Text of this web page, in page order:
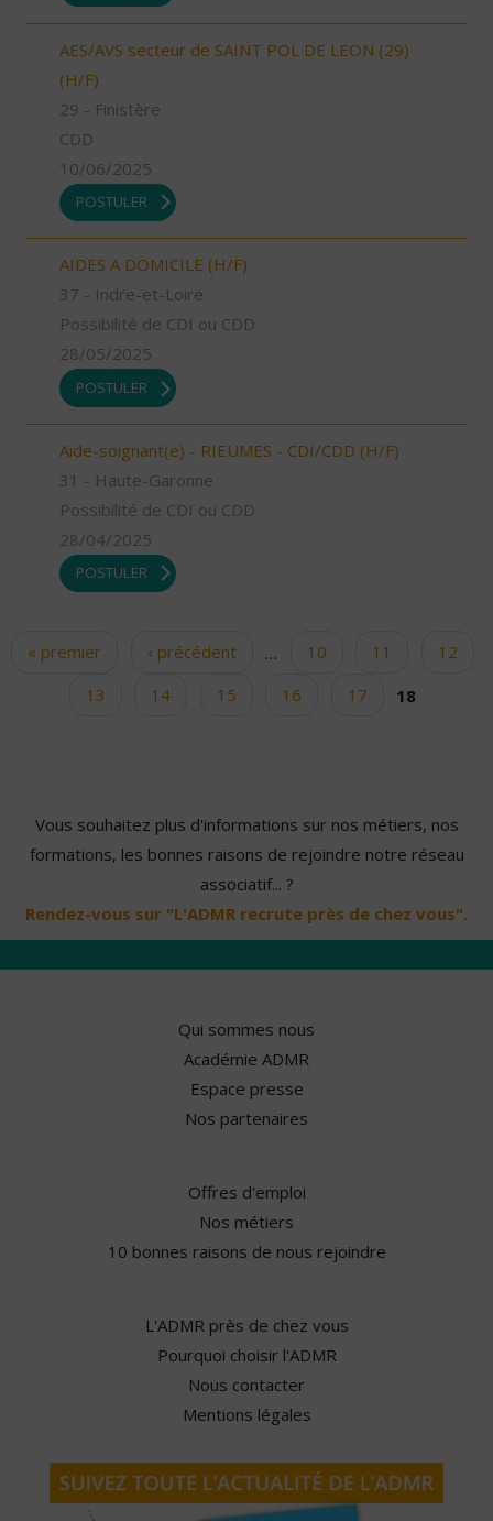
AES/AVS secteur de SAINT POL DE LEON (29)
(H/F)
29 - Finistère
CDD
10/06/2025
POSTULER
AIDES A DOMICILE (H/F)
37 - Indre-et-Loire
Possibilité de CDI ou CDD
28/05/2025
POSTULER
Aide-soignant(e) - RIEUMES - CDI/CDD (H/F)
31 - Haute-Garonne
Possibilité de CDI ou CDD
28/04/2025
POSTULER
Pages
« premier ‹ précédent … 10 11
12
13
14 15 16 17 18
Vous souhaitez plus d'informations sur nos métiers, nos
formations, les bonnes raisons de rejoindre notre réseau
associatif... ?
Rendez-vous sur "L'ADMR recrute près de chez vous".
Qui sommes nous
Académie ADMR
Espace presse
Nos partenaires
Offres d'emploi
Nos métiers
10 bonnes raisons de nous rejoindre
L'ADMR près de chez vous
Pourquoi choisir l'ADMR
Nous contacter
Mentions légales